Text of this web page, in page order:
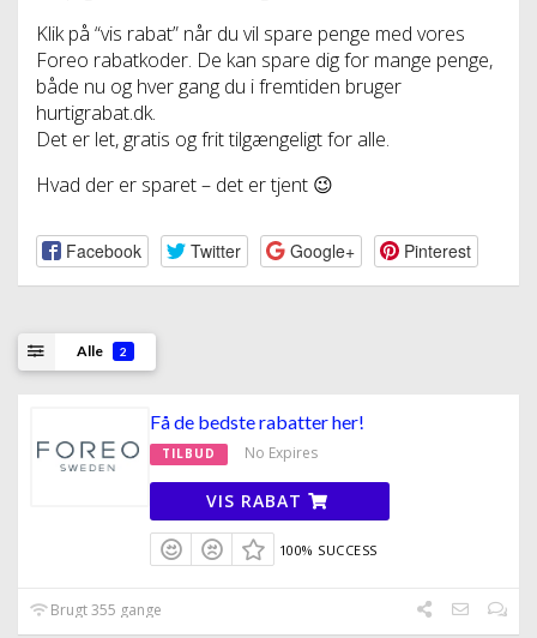
Klik på “vis rabat” når du vil spare penge med vores
Foreo rabatkoder. De kan spare dig for mange penge,
både nu og hver gang du i fremtiden bruger
hurtigrabat.dk.
Det er let, gratis og frit tilgængeligt for alle.
Hvad der er sparet – det er tjent 😉
Facebook Twitter Google+ Pinterest
Alle 2
Få de bedste rabatter her!
TILBUD No Expires
VIS RABAT
100% SUCCESS
Brugt 355 gange